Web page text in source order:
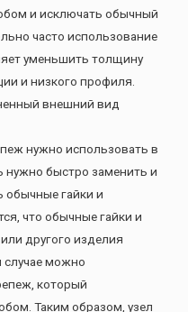
и исключать обычный
часто использование
уменьшить толщину
и низкого профиля.
внешний вид
нужно использовать в
нужно быстро заменить и
обычные гайки и
что обычные гайки и
другого изделия
случае можно
который
Таким образом, узел